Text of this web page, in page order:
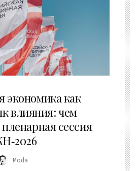
экономика как
влияния: чем
сессия
Moda